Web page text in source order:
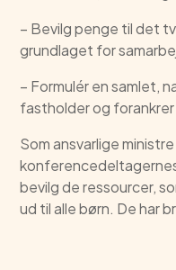
– Bevilg penge til det
grundlaget for
– Formulér en samlet,
fastholder og
Som ansvarlige
bevilg de ressourcer,
ud til alle børn. De har